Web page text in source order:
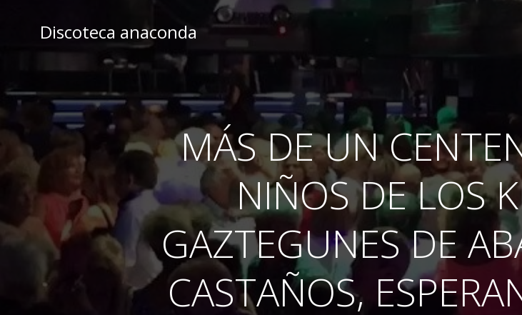
Discoteca anaconda
MÁS DE UN
NIÑOS DE LOS
GAZTEGUNES DE
CASTAÑOS,